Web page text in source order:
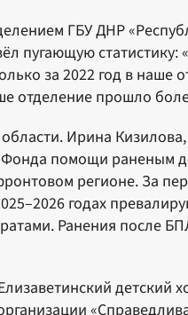
ГБУ ДНР
пугающую
за 2022 год в наше
отделение прошло
Ирина
помощи раненым
регионе. За
годах
Ранения после
детский